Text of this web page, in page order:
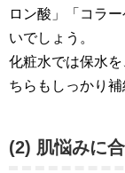
ロン酸」「コラ
いでしょう。
化粧水では保水
ちらもしっかり
(2) 肌悩みに